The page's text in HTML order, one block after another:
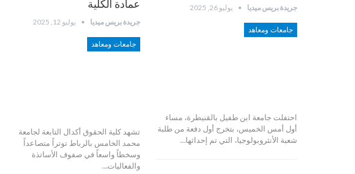
جريدة بريس ميديا يوليو 26, 2025
جامعات ومعاهد
احتفلت جامعة ابن طفيل بالقنيطرة، مساء
أول أمس الخميس، بتخرج أول دفعة من طلبة
شعبة الأنثروبولوجيا، التي تم إحداثها…
عمادة الكلية
جريدة بريس ميديا يوليو 12, 2025
جامعات ومعاهد
تشهد كلية الحقوق أكدال التابعة لجامعة
محمد الخامس بالرباط توتراً متصاعداً
وسخطاً واسعاً في صفوف الأساتذة
والفعاليات…